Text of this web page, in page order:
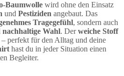
Baumwolle wird ohne den Einsatz
und Pestiziden angebaut. Das
Tragegefühl, sondern auch
Wahl. Derweiche Stoff
– perfekt für den Alltag und deine
hast du in jeder Situation einen
Begleiter.